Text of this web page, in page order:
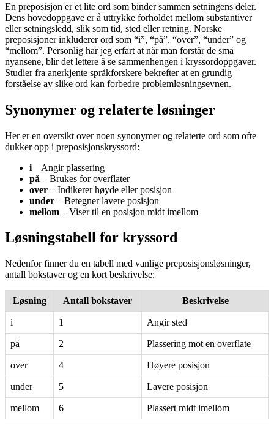
En preposisjon er et lite ord som binder sammen setningens deler.
Dens hovedoppgave er å uttrykke forholdet mellom substantiver
eller setningsledd, slik som tid, sted eller retning. Norske
preposisjoner inkluderer ord som “i”, “på”, “over”, “under” og
“mellom”. Personlig har jeg erfart at når man forstår de små
nyansene, blir det lettere å se sammenhengen i kryssordoppgaver.
Studier fra anerkjente språkforskere bekrefter at en grundig
forståelse av slike ord kan forbedre problemløsningsevnen.
Synonymer og relaterte løsninger
Her er en oversikt over noen synonymer og relaterte ord som ofte
dukker opp i preposisjonskryssord:
i – Angir plassering
på – Brukes for overflater
over – Indikerer høyde eller posisjon
under – Betegner lavere posisjon
mellom – Viser til en posisjon midt imellom
Løsningstabell for kryssord
Nedenfor finner du en tabell med vanlige preposisjonsløsninger,
antall bokstaver og en kort beskrivelse:
Løsning Antall bokstaver Beskrivelse
i 1 Angir sted
på 2 Plassering mot en overflate
over 4 Høyere posisjon
under 5 Lavere posisjon
mellom 6 Plassert midt imellom